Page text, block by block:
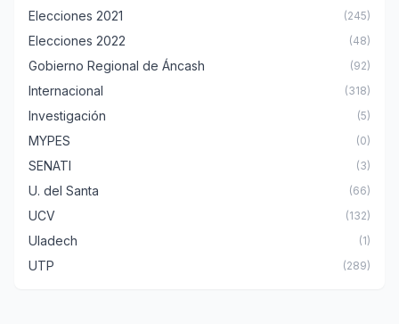
Elecciones 2021 (245)
Elecciones 2022 (48)
Gobierno Regional de Áncash (92)
Internacional (318)
Investigación (5)
MYPES (0)
SENATI (3)
U. del Santa (66)
UCV (132)
Uladech (1)
UTP (289)